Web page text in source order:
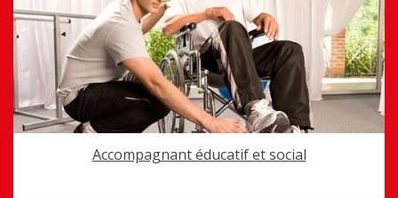
Accompagnant éducatif et social